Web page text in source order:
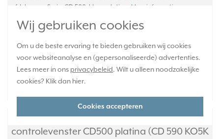
Wij gebruiken cookies
Om u de beste ervaring te bieden gebruiken wij cookies
voor websiteanalyse en (gepersonaliseerde) advertenties.
Lees meer in ons privacybeleid. Wilt u alleen noodzakelijke
cookies? Klik dan hier.
Cookies accepteren
afdekraam. Serie: CD 500, kleur: platina. Meer informatie »
Verwachte levertijd:
Huidige voorraad:
0 stuk(s)
15,95
JUNG schakelwip met belsymbool en
controlevenster CD500 platina (CD 590 KO5K